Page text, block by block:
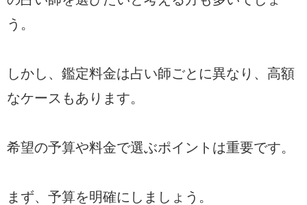
う。
しかし、鑑定料金は占い師ごとに異なり、高額
なケースもあります。
希望の予算や料金で選ぶポイントは重要です。
まず、予算を明確にしましょう。